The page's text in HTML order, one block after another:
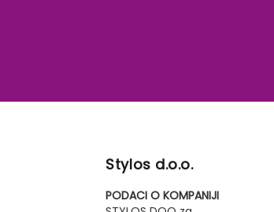
Stylos d.o.o.
PODACI O KOMPANIJI